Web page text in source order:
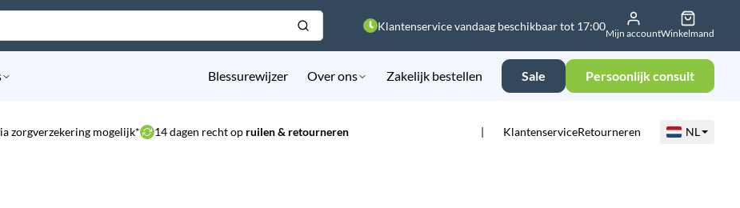
Klantenservice vandaag beschikbaar tot 17:00
Mijn accountWinkelmand
Blessurewijzer Over ons Zakelijk bestellen Sale Persoonlijk consult
zorgverzekering mogelijk* 14 dagen recht op ruilen & retourneren KlantenserviceRetourneren NL